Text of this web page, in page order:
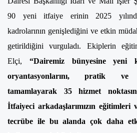
90 yeni itfaiye erinin 2025
kadrolarının genişlediğini ve etkin
getirildiğini vurguladı. Ekiplerin
Elçi, “Dairemiz bünyesine yeni
oryantasyonlarını, pratik
tamamlayarak 35 hizmet
İtfaiyeci arkadaşlarımızın eğitimleri
tecrübe ile bu alanda çok daha